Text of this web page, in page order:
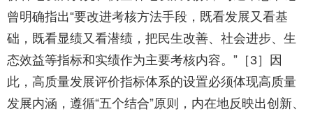
曾明确指出“要改进考核方法手段，既看发展又看基
础，既看显绩又看潜绩，把民生改善、社会进步、生
态效益等指标和实绩作为主要考核内容。”［3］因
此，高质量发展评价指标体系的设置必须体现高质量
发展内涵，遵循“五个结合”原则，内在地反映出创新、